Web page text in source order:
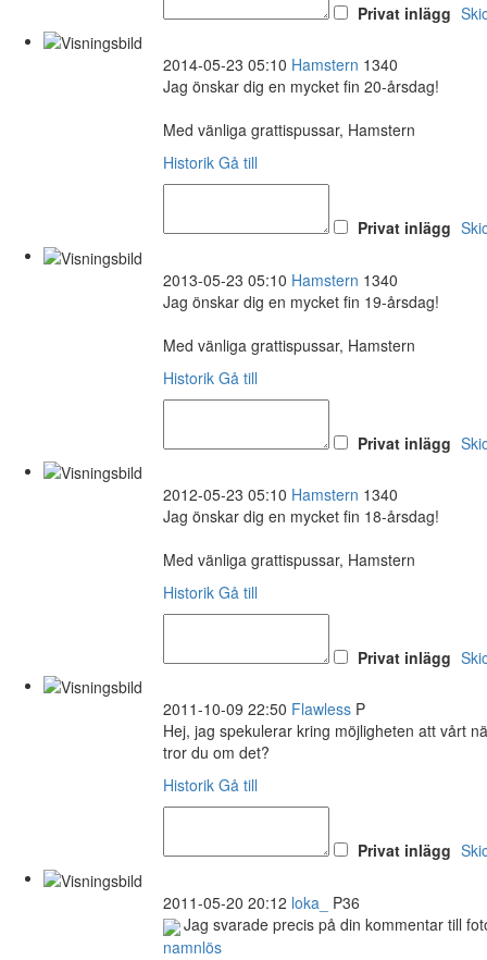
Privat inlägg
2014-05-23 05:10 Hamstern 1340
Jag önskar dig en mycket fin 20-årsdag!
Med vänliga grattispussar, Hamstern
Historik Gå till
Privat inlägg
2013-05-23 05:10 Hamstern 1340
Jag önskar dig en mycket fin 19-årsdag!
Med vänliga grattispussar, Hamstern
Historik Gå till
Privat inlägg
2012-05-23 05:10 Hamstern 1340
Jag önskar dig en mycket fin 18-årsdag!
Med vänliga grattispussar, Hamstern
Historik Gå till
Privat inlägg
2011-10-09 22:50 Flawless P
Hej, jag spekulerar kring möjligheten att vårt
tror du om det?
Historik Gå till
Privat inlägg
2011-05-20 20:12 loka_
P36
Jag svarade precis på din kommentar till
namnlös